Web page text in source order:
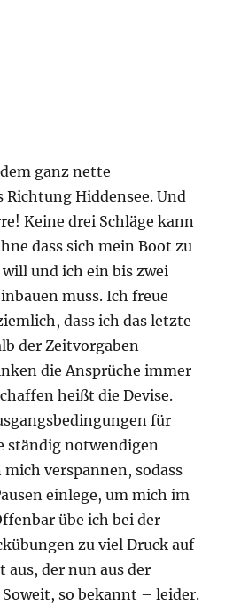
ganz nette
Richtung Hiddensee. Und
Keine drei Schläge kann
dass sich mein Boot zu
und ich ein bis zwei
muss. Ich freue
dass ich das letzte
der Zeitvorgaben
die Ansprüche immer
heißt die Devise.
für
ständig notwendigen
verspannen, sodass
einlege, um mich im
übe ich bei der
zu viel Druck auf
aus, der nun aus der
so bekannt – leider.